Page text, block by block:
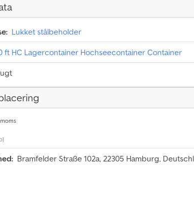
Lukket stålbeholder
ft HC Lagercontainer Hochseecontainer Container
Bramfelder Straße 102a, 22305 Hamburg,